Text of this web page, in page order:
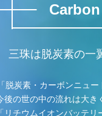
三珠は脱炭素の一
脱炭素・カーボンニュ
後の世の中の流れは大き
リチウムイオンバッテ